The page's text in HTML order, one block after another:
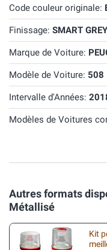
Code couleur originale:
Finissage: SMART
Marque de Voiture:
Modèle de Voiture: 508
Intervalle d'Années:
Modèles de Voitures
Autres formats
Métallisé
Kit